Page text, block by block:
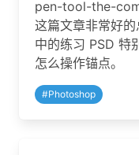
pen-tool-the-
这篇文章非常好
中的练习 PSD 特
怎么操作锚点。
#Photoshop